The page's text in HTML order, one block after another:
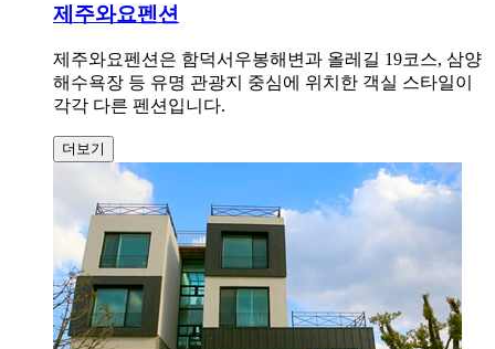
제주와요펜션
제주와요펜션은 함덕서우봉해변과 올레길 19코스, 삼양
해수욕장 등 유명 관광지 중심에 위치한 객실 스타일이
각각 다른 펜션입니다.
더보기